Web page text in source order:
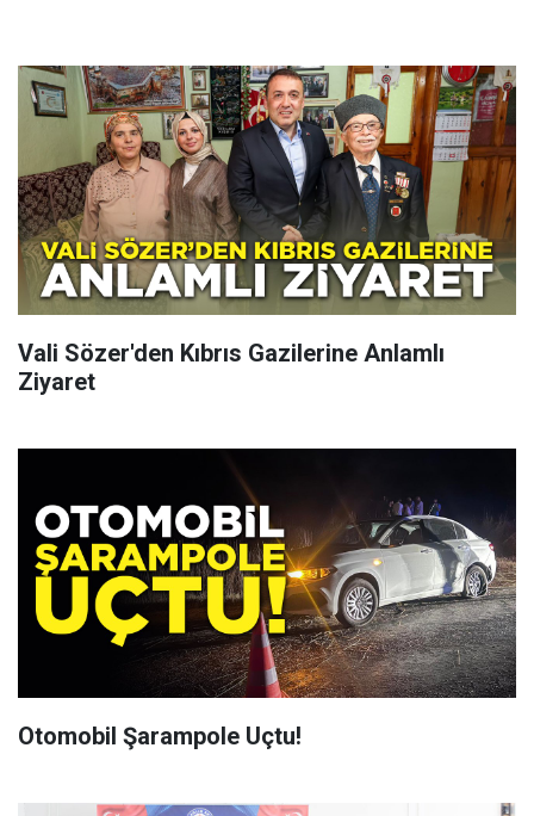
Vali Sözer'den Kıbrıs Gazilerine Anlamlı
Ziyaret
Otomobil Şarampole Uçtu!